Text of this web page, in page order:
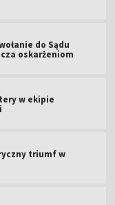
do Sądu
oskarżeniom
w ekipie
triumf w